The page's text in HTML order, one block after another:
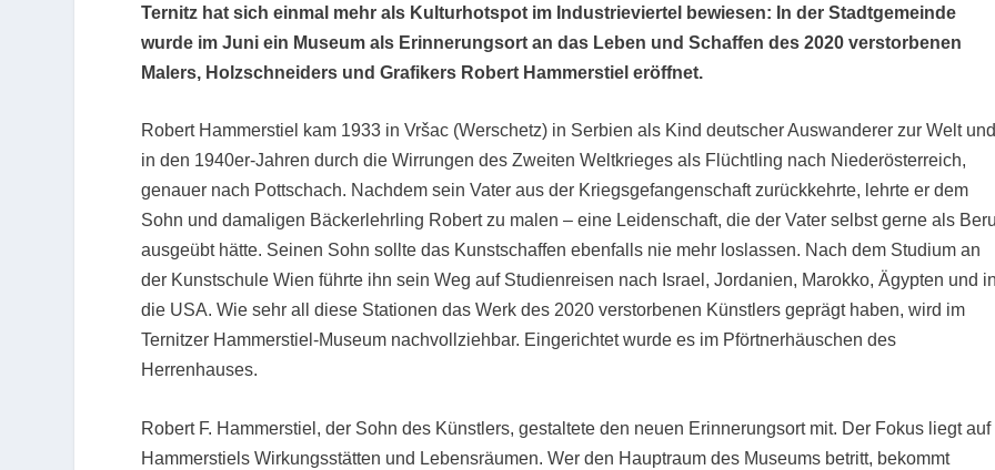
Ternitz hat sich einmal mehr als Kulturhotspot im Industrieviertel bewiesen: In der Stadtgemeinde
wurde im Juni ein Museum als Erinnerungsort an das Leben und Schaffen des 2020 verstorbenen
Malers, Holzschneiders und Grafikers Robert Hammerstiel eröffnet.
Robert Hammerstiel kam 1933 in Vršac (Werschetz) in Serbien als Kind deutscher Auswanderer zur Welt
in den 1940er-Jahren durch die Wirrungen des Zweiten Weltkrieges als Flüchtling nach Niederösterreich,
genauer nach Pottschach. Nachdem sein Vater aus der Kriegsgefangenschaft zurückkehrte, lehrte er dem
Sohn und damaligen Bäckerlehrling Robert zu malen – eine Leidenschaft, die der Vater selbst gerne als
ausgeübt hätte. Seinen Sohn sollte das Kunstschaffen ebenfalls nie mehr loslassen. Nach dem Studium an
der Kunstschule Wien führte ihn sein Weg auf Studienreisen nach Israel, Jordanien, Marokko, Ägypten und
die USA. Wie sehr all diese Stationen das Werk des 2020 verstorbenen Künstlers geprägt haben, wird im
Ternitzer Hammerstiel-Museum nachvollziehbar. Eingerichtet wurde es im Pförtnerhäuschen des
Herrenhauses.
Robert F. Hammerstiel, der Sohn des Künstlers, gestaltete den neuen Erinnerungsort mit. Der Fokus liegt auf
Hammerstiels Wirkungsstätten und Lebensräumen. Wer den Hauptraum des Museums betritt, bekommt